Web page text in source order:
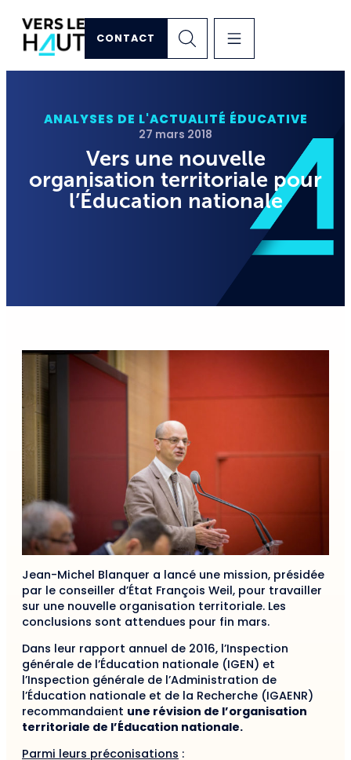
CONTACT
ANALYSES DE L'ACTUALITÉ ÉDUCATIVE
27 mars 2018
Vers une nouvelle
organisation territoriale pour
l’Éducation nationale
Jean-Michel Blanquer a lancé une mission, présidée
par le conseiller d’État François Weil, pour travailler
sur une nouvelle organisation territoriale. Les
conclusions sont attendues pour fin mars.
Dans leur rapport annuel de 2016, l’Inspection
générale de l’Éducation nationale (IGEN) et
l’Inspection générale de l’Administration de
l’Éducation nationale et de la Recherche (IGAENR)
recommandaient une révision de l’organisation
territoriale de l’Éducation nationale.
Parmi leurs préconisations :